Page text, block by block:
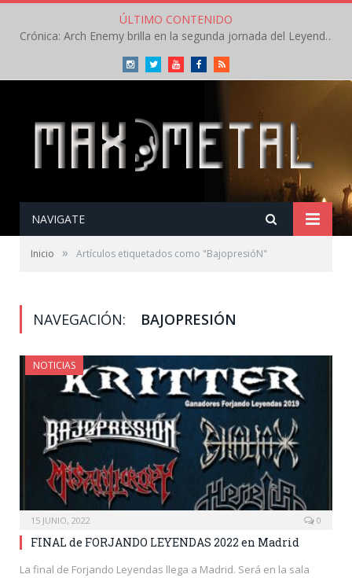
ÚLTIMO CONTENIDO
Crónica: Arch Enemy brilla en la segunda jornada del Leyendas del Rock – Jueves – Agosto 2026
InstagramTwitterYoutubeFacebookRSS
NAVIGATE
Inicio » Artículos etiquetados como "BajopresióN"
NAVEGACIÓN: BAJOPRESIÓN
NOTICIAS
15 JUNIO, 2022 0
FINAL de FORJANDO LEYENDAS 2022 en Madrid
La final de Forjando Leyendas llega a Madrid. Será en la sala